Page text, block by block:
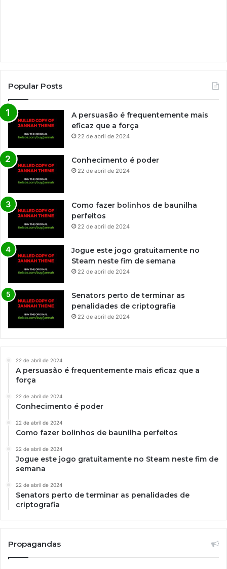
Popular Posts
A persuasão é frequentemente mais
eficaz que a força
22 de abril de 2024
Conhecimento é poder
22 de abril de 2024
Como fazer bolinhos de baunilha
perfeitos
22 de abril de 2024
Jogue este jogo gratuitamente no
Steam neste fim de semana
22 de abril de 2024
Senators perto de terminar as
penalidades de criptografia
22 de abril de 2024
22 de abril de 2024
A persuasão é frequentemente mais eficaz que a
força
22 de abril de 2024
Conhecimento é poder
22 de abril de 2024
Como fazer bolinhos de baunilha perfeitos
22 de abril de 2024
Jogue este jogo gratuitamente no Steam neste fim de
semana
22 de abril de 2024
Senators perto de terminar as penalidades de
criptografia
Propagandas